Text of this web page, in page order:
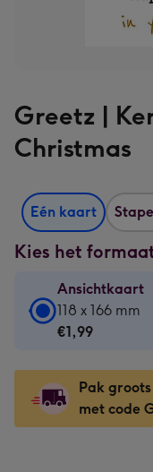
Greetz |
Christmas
Eén kaart
Kies het
Ansichtkaart
Ansichtkaart
-
-
118
x
118 x 166 mm
€1,99
Pak
met code